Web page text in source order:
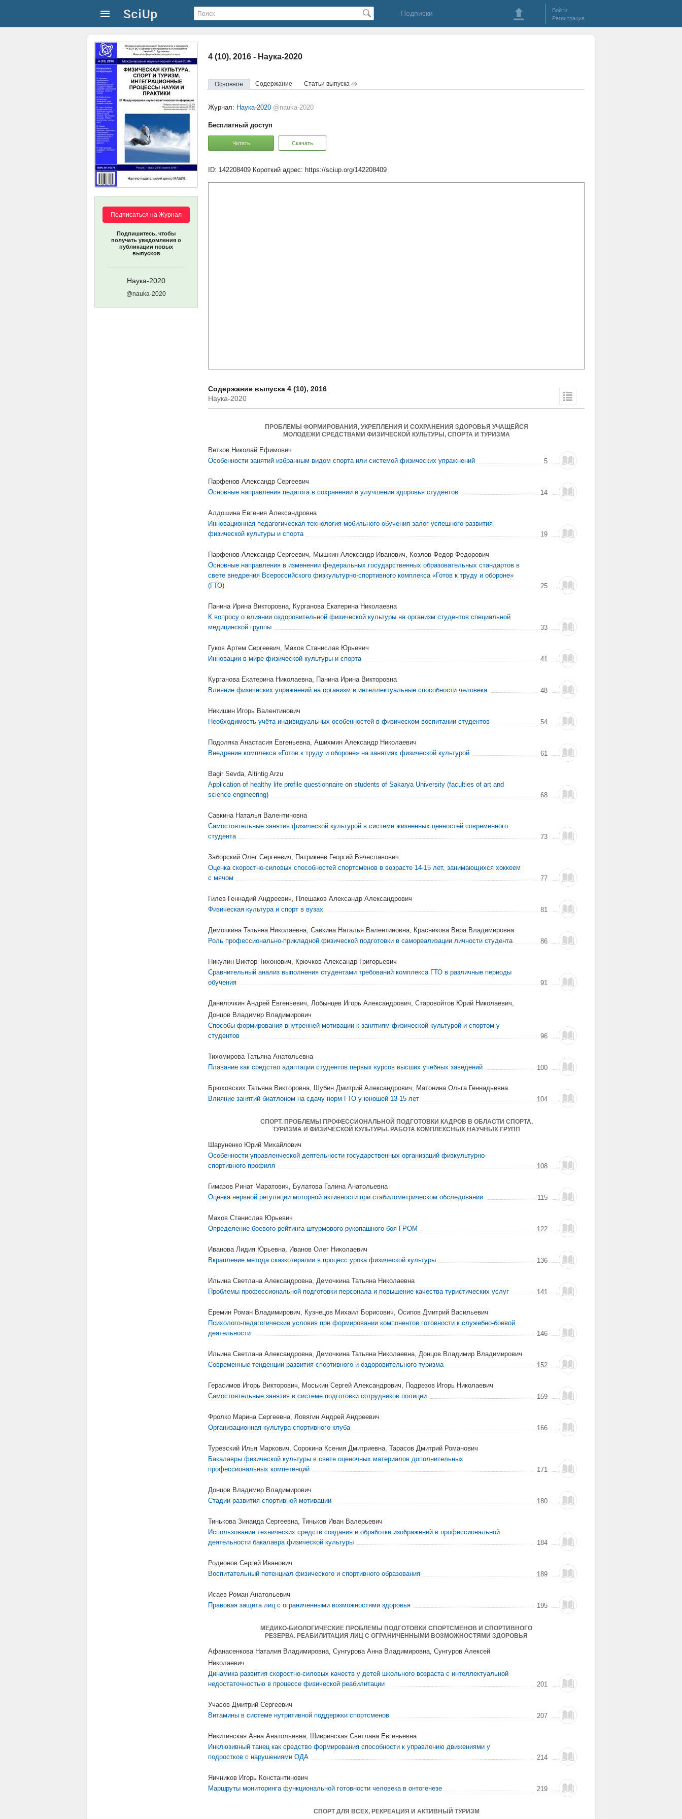
Подписки
Войти
Регистрация
4 (10), 2016 - Наука-2020
Основное Содержание Статьи выпуска 49
Подписаться на Журнал
Подпишитесь, чтобы
получать уведомления о
публикации новых
выпусков
Наука-2020
@nauka-2020
Журнал: Наука-2020 @nauka-2020
Бесплатный доступ
Читать Скачать
ID: 142208409 Короткий адрес: https://sciup.org/142208409
Содержание выпуска 4 (10), 2016
Наука-2020
ПРОБЛЕМЫ ФОРМИРОВАНИЯ, УКРЕПЛЕНИЯ И СОХРАНЕНИЯ ЗДОРОВЬЯ УЧАЩЕЙСЯ
МОЛОДЕЖИ СРЕДСТВАМИ ФИЗИЧЕСКОЙ КУЛЬТУРЫ, СПОРТА И ТУРИЗМА
Ветков Николай Ефимович
Особенности занятий избранным видом спорта или системой физических упражнений
5
Парфенов Александр Сергеевич
Основные направления педагога в сохранении и улучшении здоровья студентов
14
Алдошина Евгения Александровна
Инновационная педагогическая технология мобильного обучения залог успешного развития
физической культуры и спорта
19
Парфенов Александр Сергеевич, Мышкин Александр Иванович, Козлов Федор Федорович
Основные направления в изменении федеральных государственных образовательных стандартов в
свете внедрения Всероссийского физкультурно-спортивного комплекса «Готов к труду и обороне»
(ГТО)
25
Панина Ирина Викторовна, Курганова Екатерина Николаевна
К вопросу о влиянии оздоровительной физической культуры на организм студентов специальной
медицинской группы
33
Гуков Артем Сергеевич, Махов Станислав Юрьевич
Инновации в мире физической культуры и спорта
41
Курганова Екатерина Николаевна, Панина Ирина Викторовна
Влияние физических упражнений на организм и интеллектуальные способности человека
48
Никишин Игорь Валентинович
Необходимость учёта индивидуальных особенностей в физическом воспитании студентов
54
Подоляка Анастасия Евгеньевна, Ашихмин Александр Николаевич
Внедрение комплекса «Готов к труду и обороне» на занятиях физической культурой
61
Bagir Sevda, Altintig Arzu
Application of healthy life profile questionnaire on students of Sakarya University (faculties of art and
science-engineering)
68
Савкина Наталья Валентиновна
Самостоятельные занятия физической культурой в системе жизненных ценностей современного
студента
73
Заборский Олег Сергеевич, Патрикеев Георгий Вячеславович
Оценка скоростно-силовых способностей спортсменов в возрасте 14-15 лет, занимающихся хоккеем
с мячом
77
Гилев Геннадий Андреевич, Плешаков Александр Александрович
Физическая культура и спорт в вузах
81
Демочкина Татьяна Николаевна, Савкина Наталья Валентиновна, Красникова Вера Владимировна
Роль профессионально-прикладной физической подготовки в самореализации личности студента
86
Никулин Виктор Тихонович, Крючков Александр Григорьевич
Сравнительный анализ выполнения студентами требований комплекса ГТО в различные периоды
обучения
91
Данилочкин Андрей Евгеньевич, Лобынцев Игорь Александрович, Старовойтов Юрий Николаевич,
Донцов Владимир Владимирович
Способы формирования внутренней мотивации к занятиям физической культурой и спортом у
студентов
96
Тихомирова Татьяна Анатольевна
Плавание как средство адаптации студентов первых курсов высших учебных заведений
100
Брюховских Татьяна Викторовна, Шубин Дмитрий Александрович, Матонина Ольга Геннадьевна
Влияние занятий биатлоном на сдачу норм ГТО у юношей 13-15 лет
104
СПОРТ. ПРОБЛЕМЫ ПРОФЕССИОНАЛЬНОЙ ПОДГОТОВКИ КАДРОВ В ОБЛАСТИ СПОРТА,
ТУРИЗМА И ФИЗИЧЕСКОЙ КУЛЬТУРЫ. РАБОТА КОМПЛЕКСНЫХ НАУЧНЫХ ГРУПП
Шаруненко Юрий Михайлович
Особенности управленческой деятельности государственных организаций физкультурно-
спортивного профиля
108
Гимазов Ринат Маратович, Булатова Галина Анатольевна
Оценка нервной регуляции моторной активности при стабилометрическом обследовании
115
Махов Станислав Юрьевич
Определение боевого рейтинга штурмового рукопашного боя ГРОМ
122
Иванова Лидия Юрьевна, Иванов Олег Николаевич
Вкрапление метода сказкотерапии в процесс урока физической культуры
136
Ильина Светлана Александровна, Демочкина Татьяна Николаевна
Проблемы профессиональной подготовки персонала и повышение качества туристических услуг
141
Еремин Роман Владимирович, Кузнецов Михаил Борисович, Осипов Дмитрий Васильевич
Психолого-педагогические условия при формировании компонентов готовности к служебно-боевой
деятельности
146
Ильина Светлана Александровна, Демочкина Татьяна Николаевна, Донцов Владимир Владимирович
Современные тенденции развития спортивного и оздоровительного туризма
152
Герасимов Игорь Викторович, Моськин Сергей Александрович, Подрезов Игорь Николаевич
Самостоятельные занятия в системе подготовки сотрудников полиции
159
Фролко Марина Сергеевна, Ловягин Андрей Андреевич
Организационная культура спортивного клуба
166
Туревский Илья Маркович, Сорокина Ксения Дмитриевна, Тарасов Дмитрий Романович
Бакалавры физической культуры в свете оценочных материалов дополнительных
профессиональных компетенций
171
Донцов Владимир Владимирович
Стадии развития спортивной мотивации
180
Тинькова Зинаида Сергеевна, Тиньков Иван Валерьевич
Использование технических средств создания и обработки изображений в профессиональной
деятельности бакалавра физической культуры
184
Родионов Сергей Иванович
Воспитательный потенциал физического и спортивного образования
189
Исаев Роман Анатольевич
Правовая защита лиц с ограниченными возможностями здоровья
195
МЕДИКО-БИОЛОГИЧЕСКИЕ ПРОБЛЕМЫ ПОДГОТОВКИ СПОРТСМЕНОВ И СПОРТИВНОГО
РЕЗЕРВА. РЕАБИЛИТАЦИЯ ЛИЦ С ОГРАНИЧЕННЫМИ ВОЗМОЖНОСТЯМИ ЗДОРОВЬЯ
Афанасенкова Наталия Владимировна, Сунгурова Анна Владимировна, Сунгуров Алексей
Николаевич
Динамика развития скоростно-силовых качеств у детей школьного возраста c интеллектуальной
недостаточностью в процессе физической реабилитации
201
Учасов Дмитрий Сергеевич
Витамины в системе нутритивной поддержки спортсменов
207
Никитинская Анна Анатольевна, Шивринская Светлана Евгеньевна
Инклюзивный танец как средство формирования способности к управлению движениями у
подростков с нарушениями ОДА
214
Яичников Игорь Константинович
Маршруты мониторинга функциональной готовности человека в онтогенезе
219
СПОРТ ДЛЯ ВСЕХ, РЕКРЕАЦИЯ И АКТИВНЫЙ ТУРИЗМ